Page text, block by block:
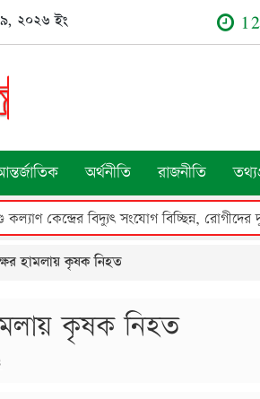
২০২৬ ইং
অর্থনীতি রাজনীতি
কেন্দ্রের বিদ্যুৎ সংযোগ বিচ্ছিন্ন, রোগীদের
হামলায় কৃষক নিহত
কৃষক নিহত